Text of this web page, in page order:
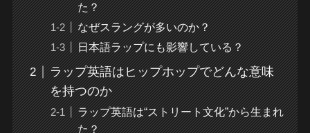
た？
なぜスラングが多いのか？
日本語ラップにも影響している？
ラップ英語はヒップホップでどんな意味
を持つのか
ラップ英語は“ストリート文化”から生まれ
た？